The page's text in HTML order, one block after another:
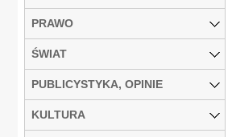
PRAWO
ŚWIAT
PUBLICYSTYKA, OPINIE
KULTURA